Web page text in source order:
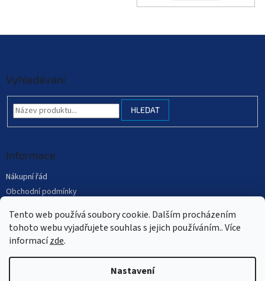
Tento web používá soubory cookie. Dalším procházením
tohoto webu vyjadřujete souhlas s jejich používáním.. Více
informacízde.
Nastavení
Vyhledávání
HLEDAT
Informace
Nákupní řád
Obchodní podmínky
Mapa serveru
Vytvořil Shoptet